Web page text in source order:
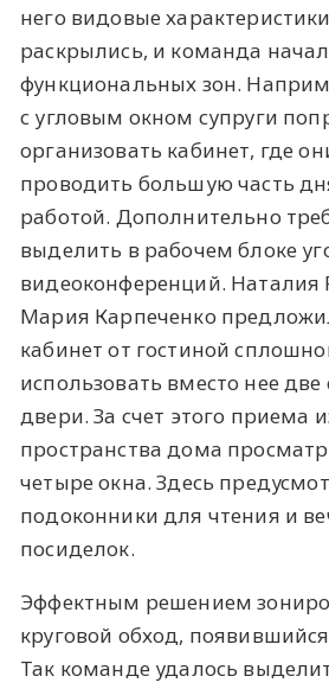
него видовые
раскрылись, и команда
функциональных зон.
с угловым окном супруги
организовать кабинет, где
проводить большую часть
работой. Дополнительно
выделить в рабочем блоке
видеоконференций. Наталия
Мария Карпеченко
кабинет от гостиной
использовать вместо нее
двери. За счет этого приема
пространства дома
четыре окна. Здесь
подоконники для чтения и
посиделок.
Эффектным решением
круговой обход,
Так команде удалось